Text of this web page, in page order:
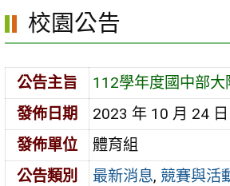
區
校園公告
公告主旨
112學年度國中部
發佈日期
2023 年 10 月 24 日
發佈單位
體育組
公告類別
最新消息, 競賽與活